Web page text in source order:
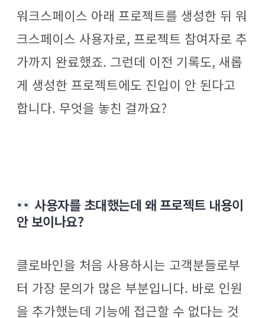
워크스페이스 아래 프로젝트를 생성한 뒤 워
크스페이스 사용자로, 프로젝트 참여자로 추
가까지 완료했죠. 그런데 이전 기록도, 새롭
게 생성한 프로젝트에도 진입이 안 된다고
합니다. 무엇을 놓친 걸까요?
사용자를 초대했는데 왜 프로젝트 내용이
안 보이나요?
클로바인을 처음 사용하시는 고객분들로부
터 가장 문의가 많은 부분입니다. 바로 인원
을 추가했는데 기능에 접근할 수 없다는 것